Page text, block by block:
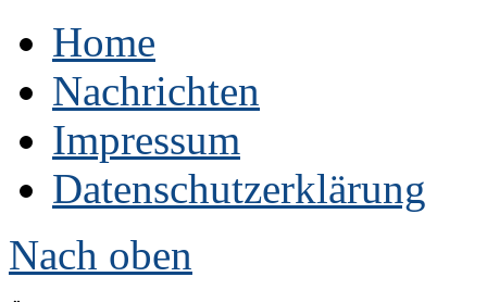
Home
Nachrichten
Impressum
Datenschutzerklärung
Nach oben